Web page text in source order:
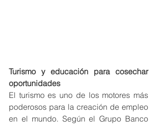
Turismo y educación para cosechar
oportunidades
El turismo es uno de los motores más
poderosos para la creación de empleo
en el mundo. Según el Grupo Banco